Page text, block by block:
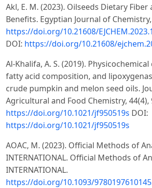
Akl, E. M. (2023). Oilseeds Dietary
Benefits. Egyptian Journal of Chemistry,
https://doi.org/10.21608/
DOI: https://doi.org/10.21608/
Al-Khalifa, A. S. (2019).
fatty acid composition, and
crude pumpkin and melon seed oils.
Agricultural and Food Chemistry, 44(4),
https://doi.org/10.1021/jf950519s DOI:
https://doi.org/10.1021/jf950519s
AOAC, M. (2023). Official Methods of
INTERNATIONAL. Official Methods of
INTERNATIONAL.
https://doi.org/10.1093/